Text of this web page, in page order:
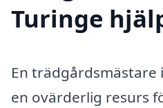
Turinge
En trädgårdsmästare
en ovärderlig resurs